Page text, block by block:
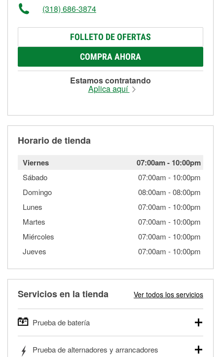
(318) 686-3874
FOLLETO DE OFERTAS
COMPRA AHORA
Estamos contratando
Aplica aquí
Horario de tienda
Viernes 07:00am- 10:00pm
Sábado 07:00am - 10:00pm
Domingo
08:00am -08:00pm
Lunes
07:00am - 10:00pm
Martes
07:00am - 10:00pm
Miércoles
07:00am - 10:00pm
Jueves
07:00am - 10:00pm
Servicios en la tienda Ver todos los servicios
Prueba de batería
autos, camionetas, SUVs, vehículos comerciales y
Prueba de alternadores y arrancadores